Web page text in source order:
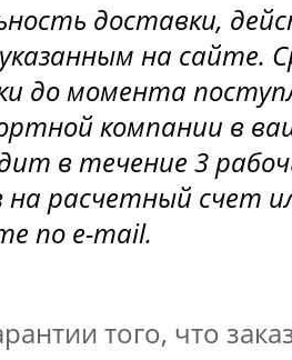
доставки,
на сайте.
до момента
компании в
в течение 3
на расчетный счет
по e-mail.
того, что